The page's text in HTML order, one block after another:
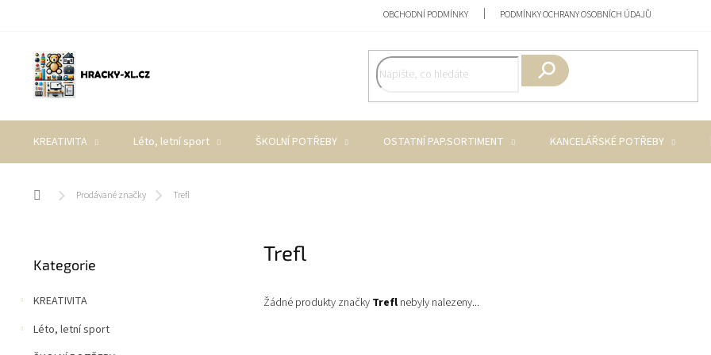
OBCHODNÍ PODMÍNKY PODMÍNKY OCHRANY OSOBNÍCH ÚDAJŮ
KREATIVITA Léto, letní sport ŠKOLNÍ POTŘEBY OSTATNÍ PAP.SORTIMENT KANCELÁŘSKÉ POTŘEBY
Domů Prodávané značky Trefl
s
r
a
kategorie
Kategorie
KREATIVITA
Léto, letní sport
Trefl
Žádné produkty značky Trefl nebyly nalezeny...